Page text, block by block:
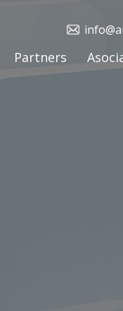
Partners